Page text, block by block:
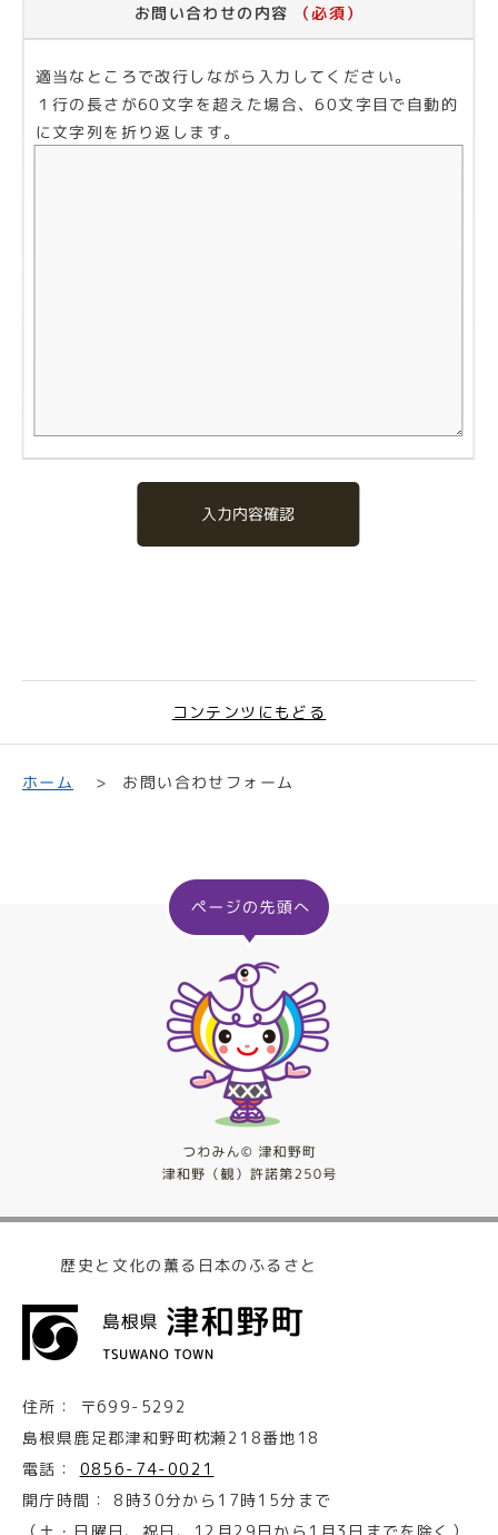
お問い合わせの内容 （必須）
適当なところで改行しながら入力してください。
１行の長さが60文字を超えた場合、60文字目で自動的
に文字列を折り返します。
入力内容確認
コンテンツにもどる
ホーム お問い合わせフォーム
歴史と文化の薫る日本のふるさと
住所：
〒699-5292
島根県鹿足郡津和野町枕瀬218番地18
電話：
0856-74-0021
開庁時間：
8時30分から17時15分まで